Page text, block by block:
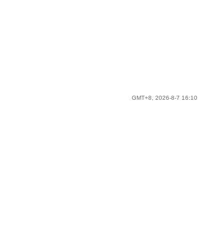
GMT+8, 2026-8-7 16:10